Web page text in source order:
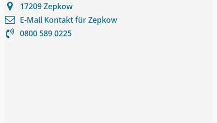
17209Zepkow
E-Mail Kontakt fürZepkow
0800 589 0225